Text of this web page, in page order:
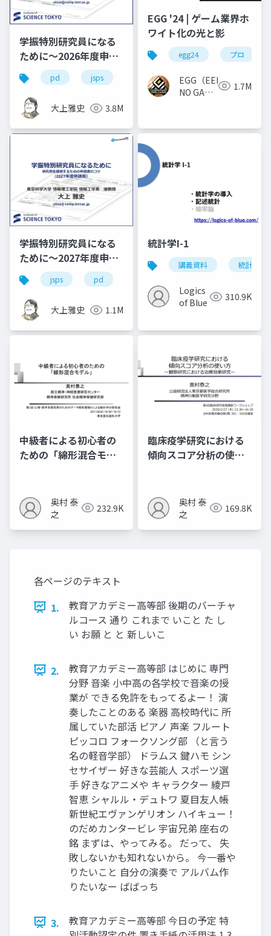
学振特別研究員になる
ために～2026年度申請
版
pd jsps dc1
大上雅史 3.8M
EGG '24 | ゲーム業界ホ
ワイト化の光と影
egg24 プロ
EGG（EEKANJI
NO GAME
1.7M
学振特別研究員になる
ために～2027年度申請
版
jsps pd
大上雅史 1.1M
統計学I-1
講義資料 統計学
Logics
of Blue
310.9K
中級者による初心者の
ための「綿形混合モデ
奥村 泰
之
232.9K
臨床疫学研究における
傾向スコア分析の使い
奥村 泰
之
169.8K
各ページのテキスト
1.
教育アカデミー高等部 後期のバーチャ
ルコース 通り これまで いこと た し
い お願 と と 新しいこ
2.
教育アカデミー高等部 はじめに 専門
分野 音楽 小中高の各学校で音楽の授
業が できる免許をもってるよー！ 演
奏したことのある 楽器 高校時代に 所
属していた部活 ピアノ 声楽 フルート
ピッコロ フォークソング部 （と言う
名の軽音学部） ドラムス 鍵ハモ シン
セサイザー 好きな芸能人 スポーツ選
手 好きなアニメや キャラクター 綾戸
智恵 シャルル・デュトワ 夏目友人帳
新世紀エヴァンゲリオン ハイキュー！
のだめカンタービレ 宇宙兄弟 座右の
銘 まずは、やってみる。 だって、 失
敗しないかも知れないから。 今一番や
りたいこと 自分の演奏で アルバム作
りたいなー ばばっち
3.
教育アカデミー高等部 今日の予定 特